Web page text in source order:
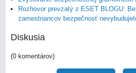
Rozhovor prevzatý z ESET BLOGU:
zamestnancov bezpečnosť
Diskusia
(0 komentárov)